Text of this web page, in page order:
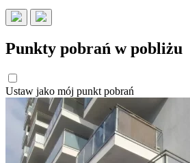
Punkty pobrań w pobliżu
Ustaw jako mój punkt pobrań